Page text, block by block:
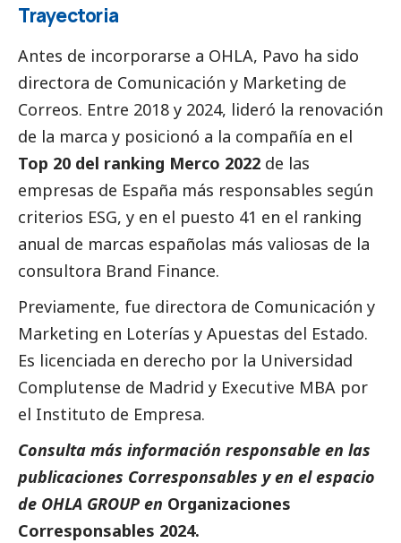
Trayectoria
Antes de incorporarse a OHLA, Pavo ha sido
directora de Comunicación y Marketing de
Correos. Entre 2018 y 2024, lideró la renovación
de la marca y posicionó a la compañía en el
Top 20 del ranking Merco 2022 de las
empresas de España más responsables según
criterios ESG, y en el puesto 41 en el ranking
anual de marcas españolas más valiosas de la
consultora Brand Finance.
Previamente, fue directora de Comunicación y
Marketing en Loterías y Apuestas del Estado.
Es licenciada en derecho por la Universidad
Complutense de Madrid y Executive MBA por
el Instituto de Empresa.
Consulta más información responsable en las
publicaciones Corresponsables y en el espacio
de OHLA GROUP en Organizaciones
Corresponsables 2024.